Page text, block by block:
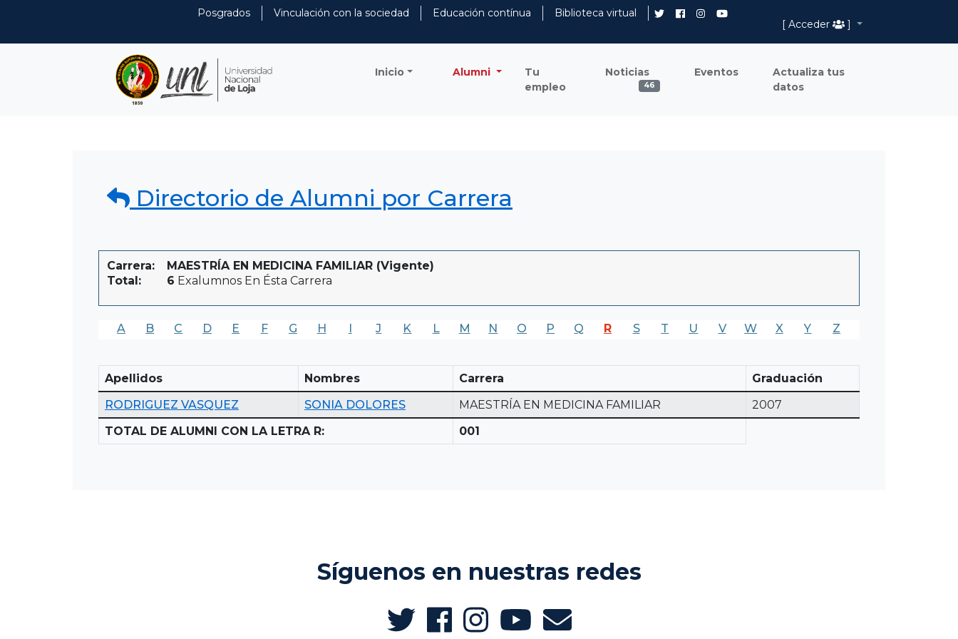
Posgrados Vinculación con la sociedad Educación contínua
Biblioteca virtual
[ Acceder
]
Inicio Alumni
Tu
empleo
Noticias
46
Eventos
Actualiza tus
datos
Directorio de Alumni por Carrera
Carrera:
MAESTRÍA EN MEDICINA FAMILIAR (Vigente)
Total:
6 Exalumnos En Ésta Carrera
A B C D E F G H I J K L M N O P Q R S T U V W X Y Z
Apellidos Nombres Carrera
Graduación
RODRIGUEZ VASQUEZ
SONIA DOLORES MAESTRÍA EN MEDICINA FAMILIAR
2007
TOTAL DE ALUMNI CON LA LETRA R:
001
Síguenos en nuestras redes